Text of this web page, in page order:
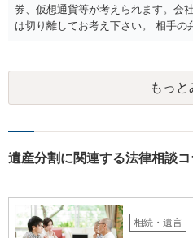
券、仮想通貨等が考えられます。会
は切り離してお考え下さい。 相手
意に開示を求め、応じなければ「調
行等に照会をかけることになるでし
でいなければ市役所ないし区役所に
かる戸籍一式を揃えてもちこみ、「
探すことになるでしょう。 代理人弁
報酬基準を踏まえて価格設定してい
ので、それが一応の目安となるでしょ
もっと
遺産分割に関連する法律相談コ
相続・遺言